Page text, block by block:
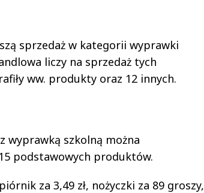
sprzedaż w kategorii wyprawki
liczy na sprzedaż tych
ww. produkty oraz 12 innych.
wyprawką szkolną można
podstawowych produktów.
za 3,49 zł, nożyczki za 89 groszy,